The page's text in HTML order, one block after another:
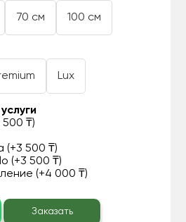
70 см 100 см
Lux
₸)
(+3 500 ₸)
(+3 500 ₸)
(+4 000 ₸)
Заказать